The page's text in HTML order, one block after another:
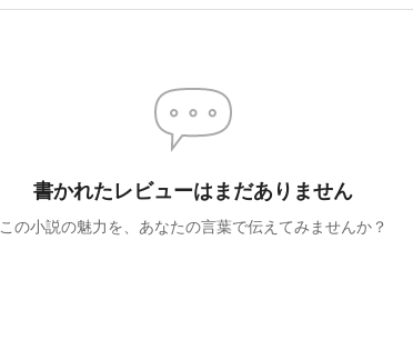
書かれたレビューはまだありません
この小説の魅力を、あなたの言葉で伝えてみませんか？